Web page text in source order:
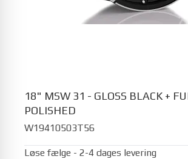
18" MSW 31 - GLOSS BLACK +
POLISHED
W19410503T56
Løse fælge - 2-4 dages levering